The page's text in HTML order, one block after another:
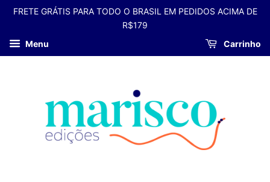
FRETE GRÁTIS PARA TODO O BRASIL EM PEDIDOS ACIMA DE
R$179
Menu
Carrinho